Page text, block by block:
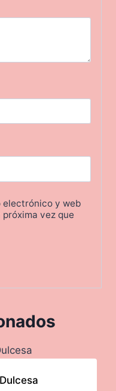
electrónico y web
vez que
Dulcesa